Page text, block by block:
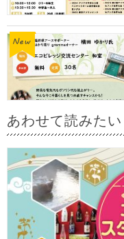
あわせて読みたい